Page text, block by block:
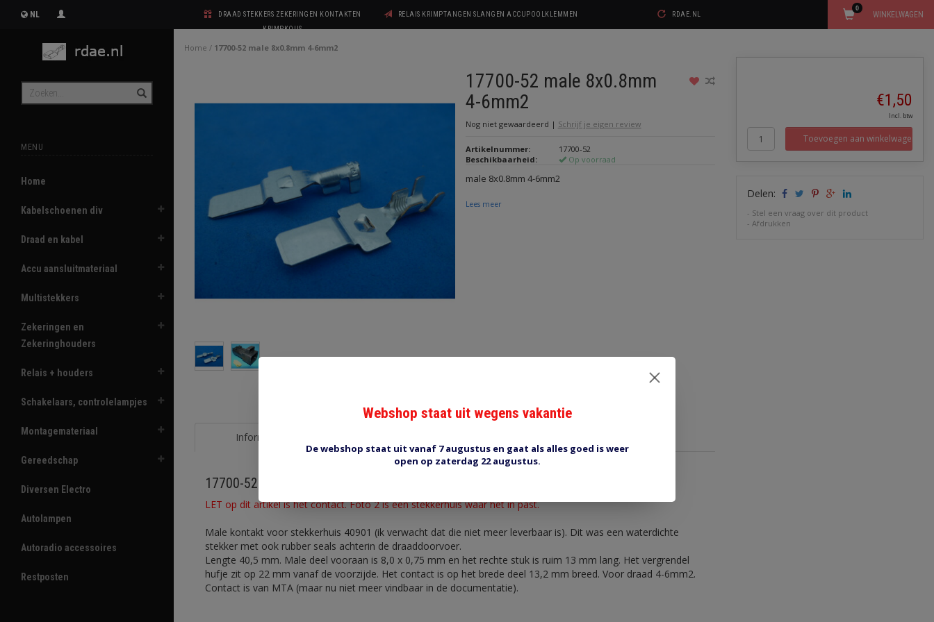
NL
DRAAD STEKKERS ZEKERINGEN KONTAKTEN
KRIMPKOUS
RELAIS KRIMPTANGEN SLANGEN ACCUPOOLKLEMMEN RDAE.NL WINKELWAGEN
0
MENU
Home
Kabelschoenen div
Draad en kabel
Accu aansluitmateriaal
Multistekkers
Zekeringen en
Zekeringhouders
Relais + houders
Schakelaars, controlelampjes
Montagemateriaal
Gereedschap
Diversen Electro
Autolampen
Autoradio accessoires
Restposten
Home / 17700-52 male 8x0.8mm 4-6mm2
17700-52 male 8x0.8mm
4-6mm2
Nog niet gewaardeerd | Schrijf je eigen review
Artikelnummer:
17700-52
Beschikbaarheid:
Op voorraad
male 8x0.8mm 4-6mm2
Lees meer
Informatie
17700-52 male 8x0.8mm 4-6mm2
LET op dit artikel is het contact. Foto 2 is een stekkerhuis waar het in past.
Male kontakt voor stekkerhuis 40901 (ik verwacht dat die niet meer leverbaar is). Dit was een waterdichte
stekker met ook rubber seals achterin de draaddoorvoer.
Lengte 40,5 mm. Male deel vooraan is 8,0 x 0,75 mm en het rechte stuk is ruim 13 mm lang. Het vergrendel
hufje zit op 22 mm vanaf de voorzijde. Het contact is op het brede deel 13,2 mm breed. Voor draad 4-6mm2.
Contact is van MTA (maar nu niet meer vindbaar in de documentatie).
€1,50
Incl. btw
Toevoegen aan winkelwagen
Delen:
- Stel een vraag over dit product
-Afdrukken
Webshop staat uit wegens vakantie
De webshop staat uit vanaf 7 augustus en gaat als alles goed is weer
open op zaterdag 22 augustus.